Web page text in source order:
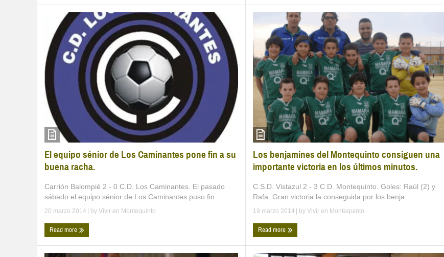
El equipo sénior de Los Caminantes pone fin a su
buena racha.
Carrión Balompié 2 - 0 C.D. Los Caminantes. El pasado
sábado el equipo sénior de Los Caminantes puso fin ...
20 marzo 2014 | by Vivir en Montequinto
Read more
Los benjamines del Montequinto consiguen una
importante victoria en los últimos minutos.
C.S.D. Vistazul 2 - 3 C.D. Montequinto. Goles: Raúl (2) y
Rafa. Gran victoria la conseguida por los benja ...
19 marzo 2014 | by Vivir en Montequinto
Read more